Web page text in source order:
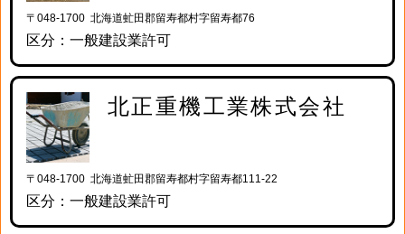
〒048-1700 北海道虻田郡留寿都村字留寿都76
区分：一般建設業許可
北正重機工業株式会社
〒048-1700 北海道虻田郡留寿都村字留寿都111-22
区分：一般建設業許可